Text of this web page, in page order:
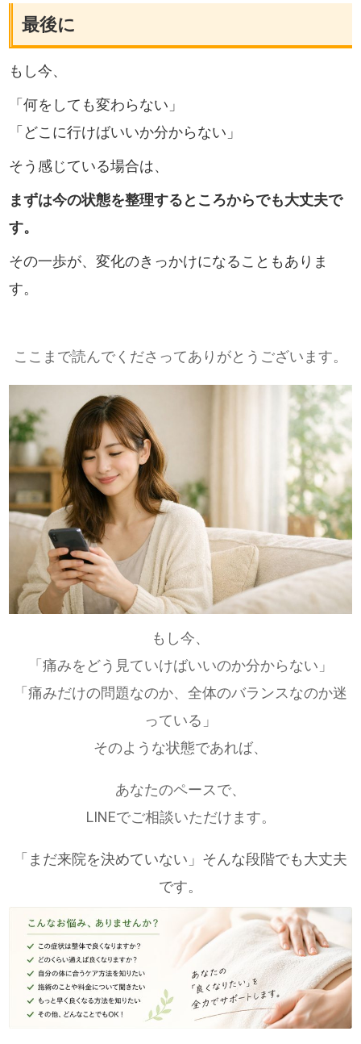
最後に
もし今、
「何をしても変わらない」
「どこに行けばいいか分からない」
そう感じている場合は、
まずは今の状態を整理するところからでも大丈夫で
す。
その一歩が、変化のきっかけになることもありま
す。
ここまで読んでくださってありがとうございます。
もし今、
「痛みをどう見ていけばいいのか分からない」
「痛みだけの問題なのか、全体のバランスなのか迷
っている」
そのような状態であれば、
あなたのペースで、
LINEでご相談いただけます。
「まだ来院を決めていない」そんな段階でも大丈夫
です。